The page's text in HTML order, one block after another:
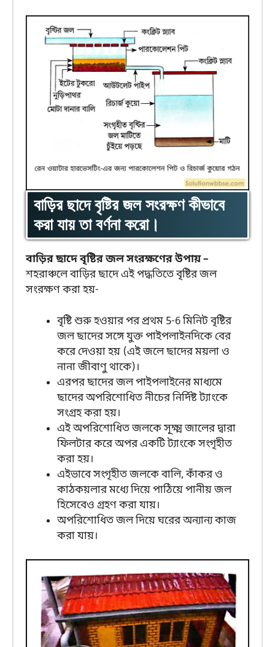
বাড়ির ছাদে বৃষ্টির জল সংরক্ষণ কীভাবে
করা যায় তা বর্ণনা করো।
বাড়ির ছাদে বৃষ্টির জল সংরক্ষণের উপায় –
শহরাঞ্চলে বাড়ির ছাদে এই পদ্ধতিতে বৃষ্টির জল
সংরক্ষণ করা হয়-
বৃষ্টি শুরু হওয়ার পর প্রথম 5-6 মিনিট বৃষ্টির
জল ছাদের সঙ্গে যুক্ত পাইপলাইনদিকে বের
করে দেওয়া হয় (এই জলে ছাদের ময়লা ও
নানা জীবাণু থাকে)।
এরপর ছাদের জল পাইপলাইনের মাধ্যমে
ছাদের অপরিশোধিত নীচের নির্দিষ্ট ট্যাংকে
সংগ্রহ করা হয়।
এই অপরিশোধিত জলকে সূক্ষ্ম জালের দ্বারা
ফিলটার করে অপর একটি ট্যাংকে সংগৃহীত
করা হয়।
এইভাবে সংগৃহীত জলকে বালি, কাঁকর ও
কাঠকয়লার মধ্যে দিয়ে পাঠিয়ে পানীয় জল
হিসেবেও গ্রহণ করা যায়।
অপরিশোধিত জল দিয়ে ঘরের অন্যান্য কাজ
করা যায়।